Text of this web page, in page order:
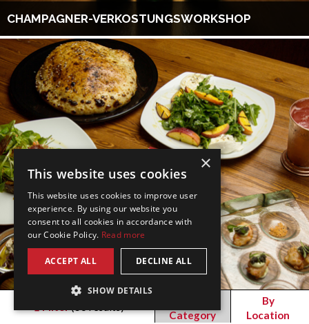
CHAMPAGNER-VERKOSTUNGSWORKSHOP
×
This website uses cookies
This website uses cookies to improve user
experience. By using our website you
consent to all cookies in accordance with
our Cookie Policy. Read more
ACCEPT ALL DECLINE ALL
SHOW DETAILS
Category
By
Location